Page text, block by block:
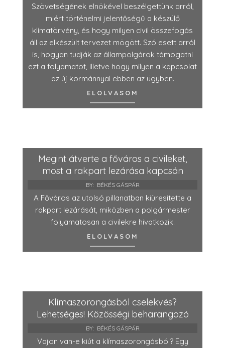
Szövetségének elnökével beszélgettünk arról,
miért történelmi jelentőségű a készülő
klímatörvény, és hogy milyen civil összefogás
áll az elkészült tervezet mögött. Szó esett arról
is, hogyan tudják az állampolgárok támogatni
ezt a folyamatot, illetve hogy milyen a kapcsolat
az új kormánnyal ebben az ügyben.
ELOLVASOM
Megint átverte a főváros a civileket,
most a rakpart lezárása kapcsán
BY: BÉKÉS GÁSPÁR
A Főváros az utolsó pillanatban kiüresítette a
rakpart lezárását, miközben a polgármester
folyamatosan a civilekre hivatkozik.
ELOLVASOM
Klímaszorongásból cselekvés?
Lehetséges! Közösségi beharangozó
BY: BÉKÉS GÁSPÁR
Vajon van-e kiút a klímaszorongásból? Egy